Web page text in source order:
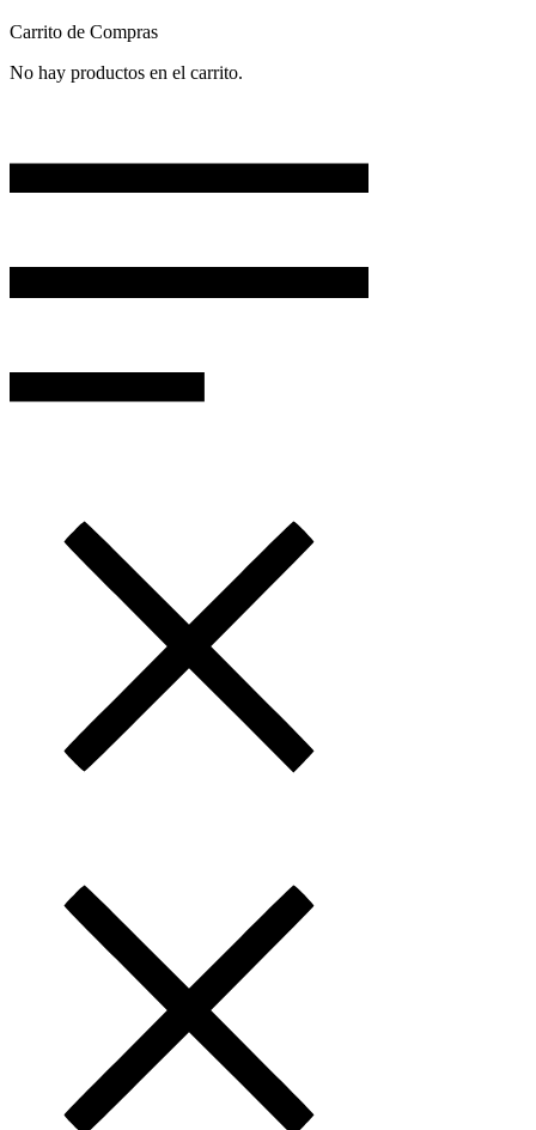
Carrito de Compras
No hay productos en el carrito.